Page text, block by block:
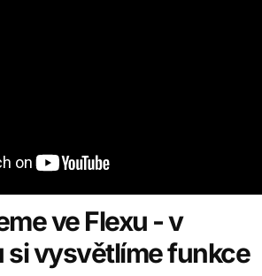
ve Flexu - v
si vysvětlíme funkce